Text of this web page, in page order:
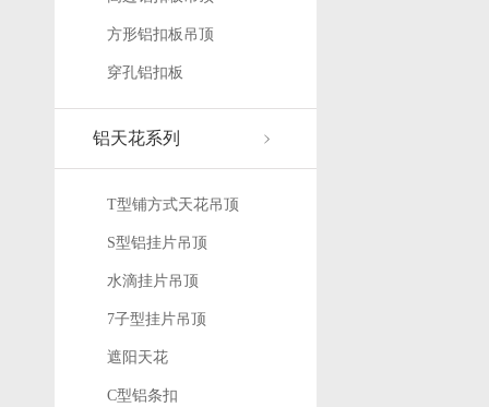
方形铝扣板吊顶
穿孔铝扣板
铝天花系列
T型铺方式天花吊顶
S型铝挂片吊顶
水滴挂片吊顶
7子型挂片吊顶
遮阳天花
C型铝条扣